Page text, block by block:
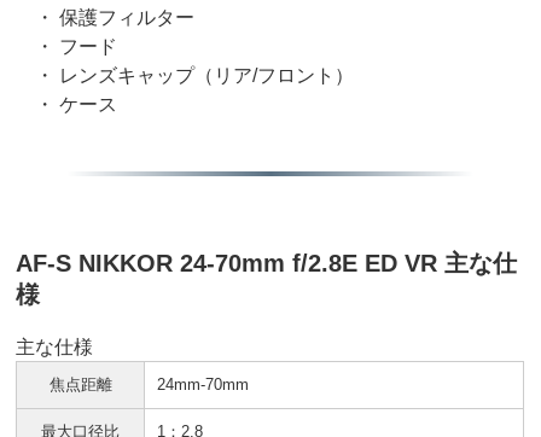
・ 保護フィルター
・ フード
・ レンズキャップ（リア/フロント）
・ ケース
AF-S NIKKOR 24-70mm f/2.8E ED VR 主な仕
様
主な仕様
焦点距離 24mm-70mm
最大口径比 1：2.8